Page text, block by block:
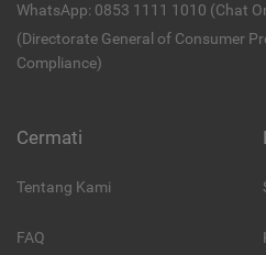
WhatsApp: 0853 1111 1010 (Chat
(Directorate General of Consumer
Compliance)
Cermati
Tentang Kami
FAQ